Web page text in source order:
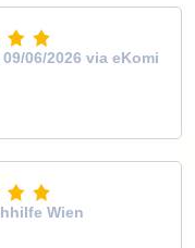
09/06/2026 via eKomi
Wien